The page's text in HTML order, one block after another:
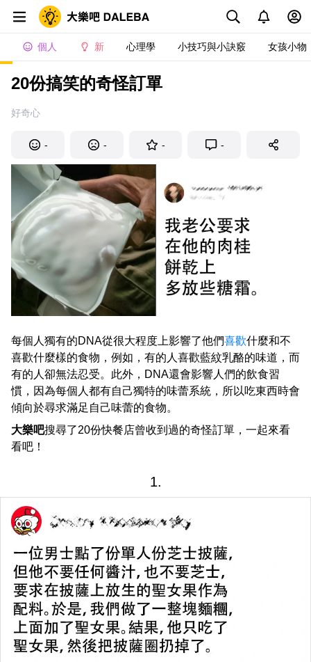
個人 新 心理學 小技巧與小訣竅 女孩小物
20份搞笑的奇怪訂單
好奇心
- - - -
每個人獨有的DNA從很大程度上影響了他們喜歡什麼和不
喜歡什麼樣的食物，例如，有的人喜歡藍紋乳酪的味道，而
有的人卻無法忍受。此外，DNA還會影響人們的飲食習
慣，因為每個人都有自己獨特的味蕾系統，所以吃東西時會
傾向於尋求滿足自己味蕾的食物。
大樂吧搜尋了20份快餐店曾收到過的奇怪訂單，一起來看
看吧！
1.